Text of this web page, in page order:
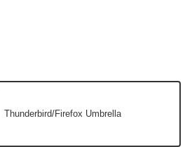
Thunderbird/Firefox Umbrella